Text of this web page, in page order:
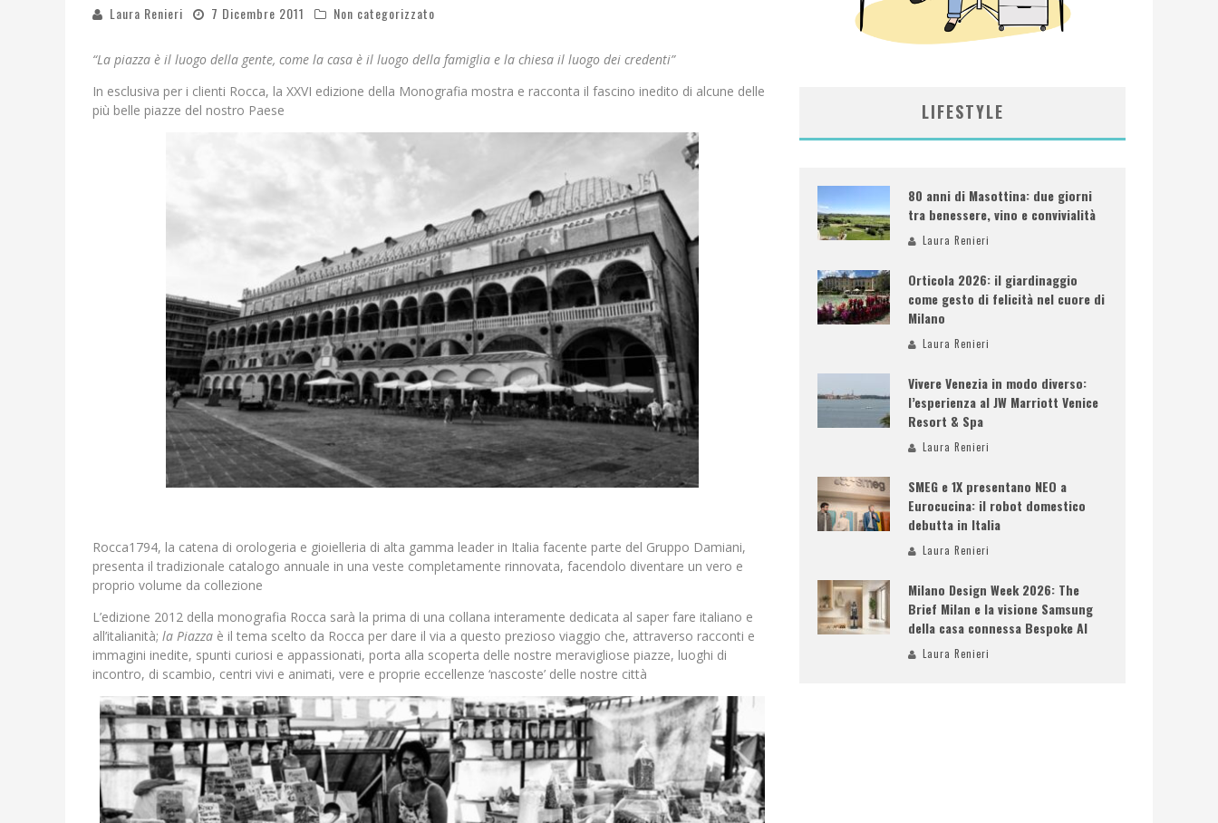
Laura Renieri 7 Dicembre 2011 Non categorizzato
“La piazza è il luogo della gente, come la casa è il luogo della famiglia e la chiesa il luogo dei credenti”
In esclusiva per i clienti Rocca, la XXVI edizione della Monografia mostra e racconta il fascino inedito di alcune delle
più belle piazze del nostro Paese
Rocca1794, la catena di orologeria e gioielleria di alta gamma leader in Italia facente parte del Gruppo Damiani,
presenta il tradizionale catalogo annuale in una veste completamente rinnovata, facendolo diventare un vero e
proprio volume da collezione
L’edizione 2012 della monografia Rocca sarà la prima di una collana interamente dedicata al saper fare italiano e
all’italianità; la Piazza è il tema scelto da Rocca per dare il via a questo prezioso viaggio che, attraverso racconti e
immagini inedite, spunti curiosi e appassionati, porta alla scoperta delle nostre meravigliose piazze, luoghi di
incontro, di scambio, centri vivi e animati, vere e proprie eccellenze ‘nascoste’ delle nostre città
LIFESTYLE
80 anni di Masottina: due giorni
tra benessere, vino e convivialità
Laura Renieri
Orticola 2026: il giardinaggio
come gesto di felicità nel cuore di
Milano
Laura Renieri
Vivere Venezia in modo diverso:
l’esperienza al JW Marriott Venice
Resort & Spa
Laura Renieri
SMEG e 1X presentano NEO a
Eurocucina: il robot domestico
debutta in Italia
Laura Renieri
Milano Design Week 2026: The
Brief Milan e la visione Samsung
della casa connessa Bespoke AI
Laura Renieri